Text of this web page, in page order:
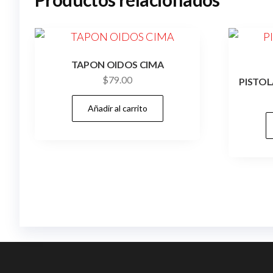
TAPON OIDOS CIMA
$79.00
Añadir al carrito